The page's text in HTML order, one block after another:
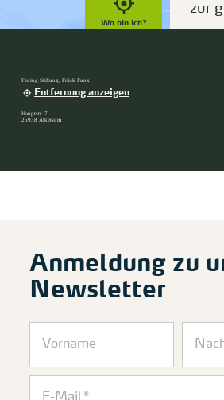
Wo bin ich?
zur
Ferring Stiftung, Friisk Funk
Entfernung anzeigen
Hauptstr. 7
25938 Alkersum
Anmeldung zu
Newsletter